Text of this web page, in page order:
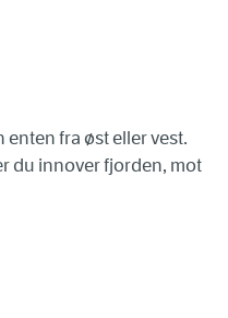
fra øst eller vest.
du innover fjorden, mot